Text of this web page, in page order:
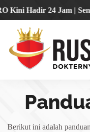
Hadir 24 Jam | Senin -
Berikut ini adalah